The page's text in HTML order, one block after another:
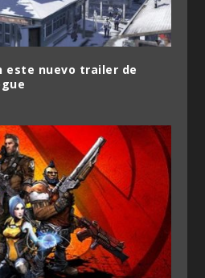
este nuevo trailer de